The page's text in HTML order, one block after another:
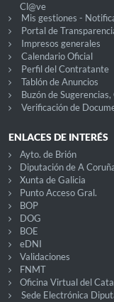
Cl@ve
Mis gestiones -
Portal de
Impresos generales
Calendario Oficial
Perfil del Contratante
Tablón de Anuncios
Buzón de
Verificación de
ENLACES DE INTERÉS
Ayto. de Brión
Diputación de A
Xunta de Galicia
Punto Acceso Gral.
BOP
DOG
BOE
eDNI
Validaciones
FNMT
Oficina Virtual del
Sede Electrónica